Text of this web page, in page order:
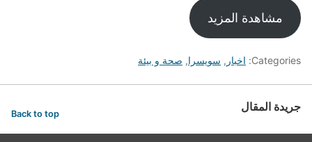
مشاهدة المزيد
Categories: اخبار , سويسرا, صحة و بيئة
جريدة المقال Back to top